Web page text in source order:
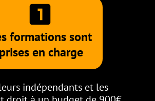
looks_one
indépendants et les
formations sont
prises en charge